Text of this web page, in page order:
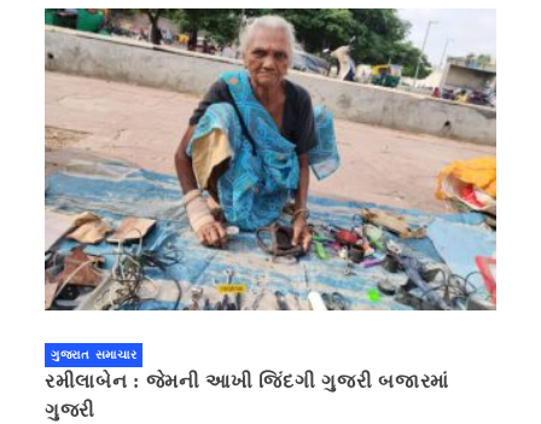
ગુજરાત સમાચાર
રમીલાબેન : જેમની આખી જિંદગી ગુજરી બજારમાં
ગુજરી